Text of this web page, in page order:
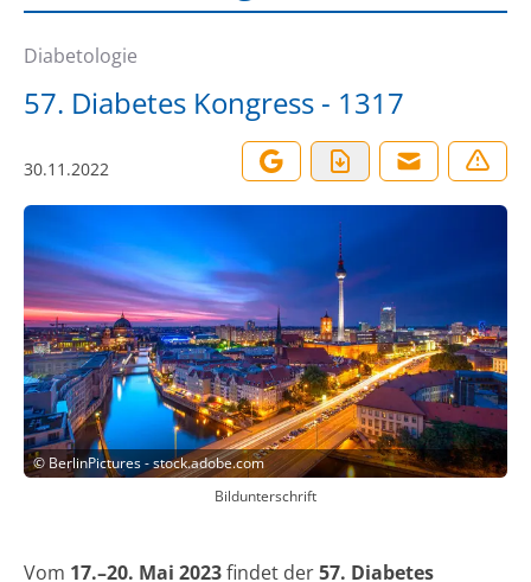
Diabetologie
57. Diabetes Kongress - 1317
30.11.2022
© BerlinPictures - stock.adobe.com
Bildunterschrift
Vom 17.–20. Mai 2023findet der57. Diabetes